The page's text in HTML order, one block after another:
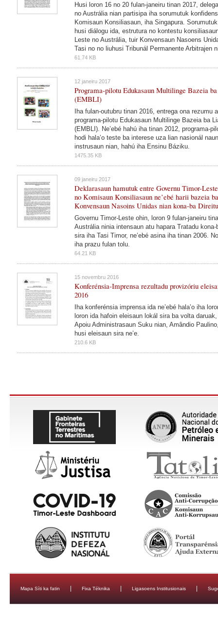
Husi loron 16 no 20 fulan-janeiru tinan 2017,
no Austrália nian partisipa iha sorumutuk
Komisaun Konsiliasaun, iha Singapura.
husi diálogu ida, estrutura no kontestu
Leste no Austrália, tuir Konvensaun Nasoens
Tasi no no liuhusi Tribunál Permanente Arbitrajen
61.74 KB
12 janeiru 2017
Programa-pilotu Edukasaun Multilinge Bazeia
(EMBLI)
Iha fulan-outubru tinan 2016, entrega ona rezumu
programa-pilotu Edukasaun Multilinge Bazeia ba
(EMBLI). Ne’ebé hahú iha tinan 2012, programa-
hodi hala’o teste ba interese uza lian nasionál
instrusaun nian, hahú iha Ensinu Báziku.
1475.35 KB
09 janeiru 2017
Deklarasaun hamutuk entre Governu Timor-
no Komisaun Konsiliasaun ne’ebé harii bazeia
Konvensaun Nasoins Unidas nian kona-ba
Governu Timor-Leste ohin, loron 9 fulan-janeiru
Austrália ninia intensaun atu hapara Tratadu
sira iha Tasi Timor, ne’ebé asina iha tinan 2006.
iha prazu fulan tolu.
64.21 KB
15 novembru 2016
Konferénsia-Imprensa rezultadu provizóriu
2016
Iha konferénsia imprensa ida ne’ebé hala’o iha
loron ida hafoin eleisaun lokál sira ba volta
Apoiu Administrasaun Suku nian, Amândio
husi eleisaun sira ne’e.
210.6 KB
Mapa Síti ka fatin Fixa Téknika Ligasoens Institusionais